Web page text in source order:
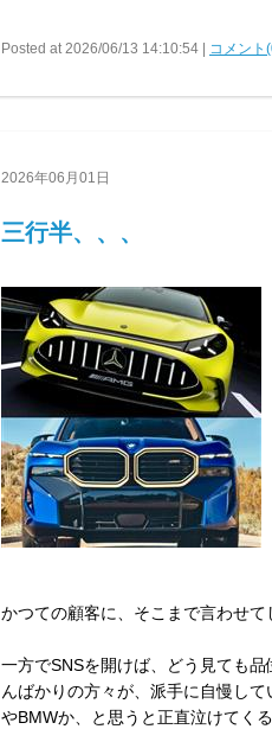
Posted at 2026/06/13 14:10:54 | コメント
2026年06月01日
三行半、、、
かつての顧客に、そこまで言わせ
一方でSNSを開けば、どう見ても
んばかりの方々が、派手に自慢し
やBMWか、と思うと正直泣けてく